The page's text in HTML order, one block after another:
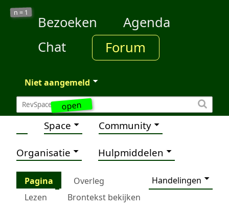
open
n = 1
Bezoeken
Agenda
Chat
Forum
Niet aangemeld
Space Community
Organisatie Hulpmiddelen
Pagina Overleg
Handelingen
Lezen
Brontekst bekijken